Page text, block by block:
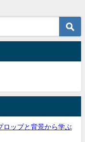
ロップと背景から学ぶ